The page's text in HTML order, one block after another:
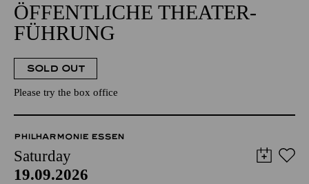
ÖFFENTLICHE THEATER­
FÜHRUNG
SOLD OUT
Please try the box office
PHILHARMONIE ESSEN
Saturday
19.09.2026